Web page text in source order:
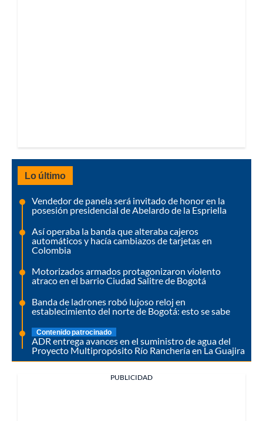
Lo último
Vendedor de panela será invitado de honor en la
posesión presidencial de Abelardo de la Espriella
Así operaba la banda que alteraba cajeros
automáticos y hacía cambiazos de tarjetas en
Colombia
Motorizados armados protagonizaron violento
atraco en el barrio Ciudad Salitre de Bogotá
Banda de ladrones robó lujoso reloj en
establecimiento del norte de Bogotá: esto se sabe
Contenido patrocinado
ADR entrega avances en el suministro de agua del
Proyecto Multipropósito Río Ranchería en La Guajira
PUBLICIDAD